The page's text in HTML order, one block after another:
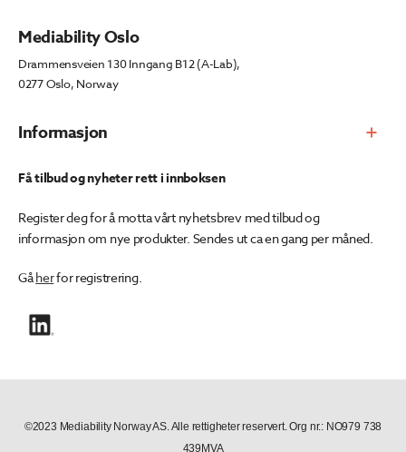
Informasjon
Mediability Oslo
Drammensveien 130 Inngang B12 (A-Lab),
0277 Oslo, Norway
Få tilbud og nyheter rett i innboksen
Register deg for å motta vårt nyhetsbrev med tilbud og
informasjon om nye produkter. Sendes ut ca en gang per måned.
Gåherfor registrering.
©2023 Mediability Norway AS. Alle rettigheter reservert. Org nr.: NO979 738
439MVA